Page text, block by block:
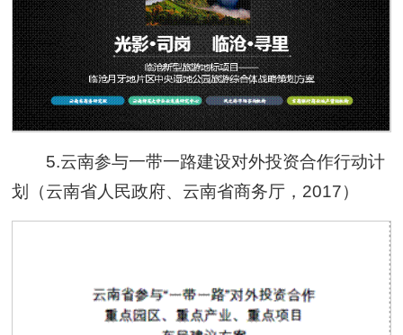
5.云南参与一带一路建设对外投资合作行动计
划（云南省人民政府、云南省商务厅，2017）